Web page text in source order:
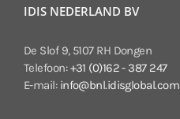
IDIS NEDERLAND BV
De Slof 9, 5107 RH Dongen
Telefoon:+31 (0)162 - 387 247
E-mail: info@bnl.idisglobal.com